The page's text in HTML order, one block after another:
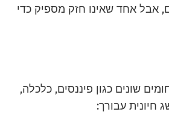
משתנים, אבל אחד שאינו חזק מספיק כדי
שונים כגון פיננסים, כלכלה,
חיונית עבורך: